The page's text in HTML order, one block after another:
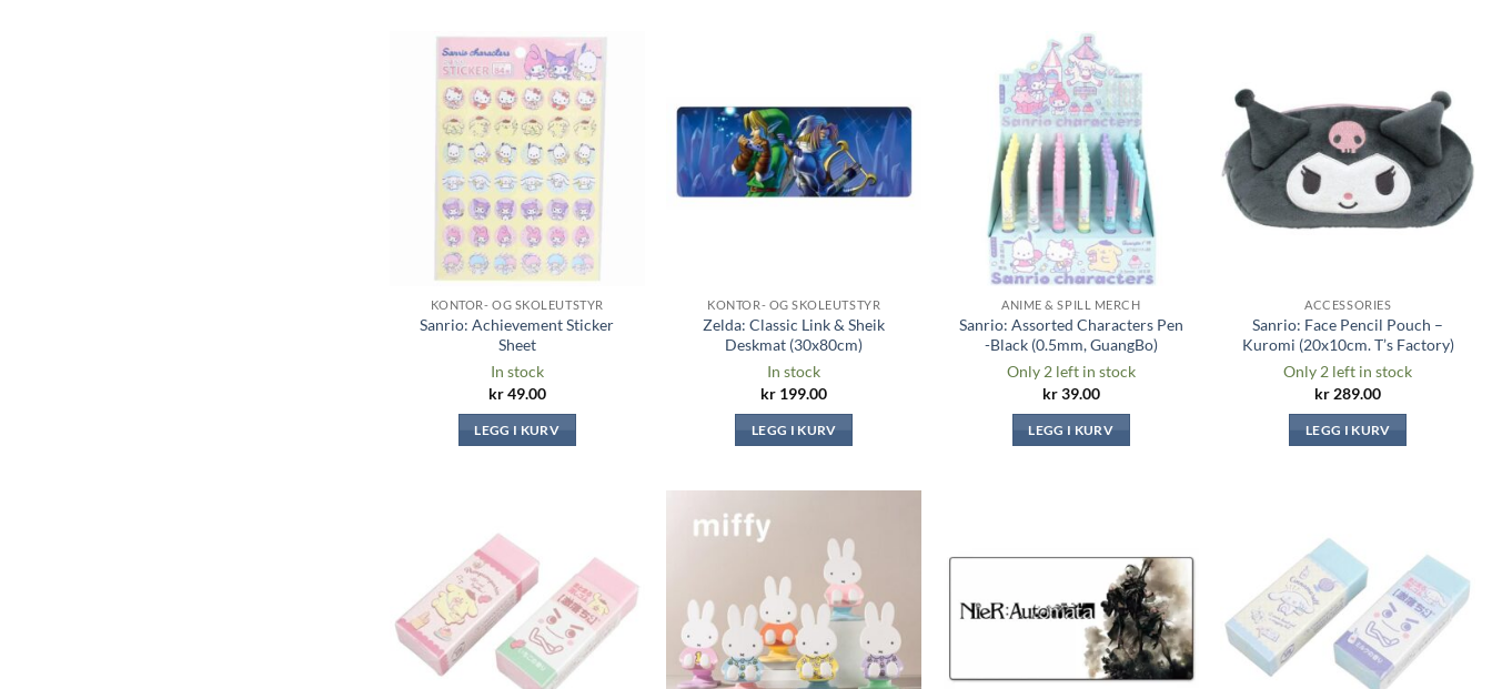
Legg til i
ønskeliste
KONTOR- OG SKOLEUTSTYR
Sanrio: Achievement Sticker
Sheet
In stock
kr49.00
LEGG I KURV
ønskeliste
KONTOR- OG SKOLEUTSTYR
Zelda: Classic Link & Sheik
Deskmat (30x80cm)
In stock
kr 199.00
LEGG I KURV
ønskeliste
ANIME & SPILL MERCH
Sanrio: Assorted Characters Pen
-Black (0.5mm, GuangBo)
Only 2 left in stock
kr39.00
LEGG I KURV
Legg til i
ønskeliste
ACCESSORIES
Sanrio: Face Pencil Pouch –
Kuromi (20x10cm. T’s Factory)
Only 2 left in stock
kr 289.00
LEGG I KURV
ønskeliste
ønskeliste
ønskeliste
ønskeliste